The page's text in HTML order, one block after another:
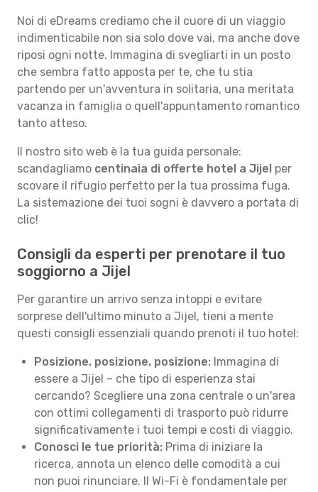
Noi di eDreams crediamo che il cuore di un viaggio
indimenticabile non sia solo dove vai, ma anche dove
riposi ogni notte. Immagina di svegliarti in un posto
che sembra fatto apposta per te, che tu stia
partendo per un'avventura in solitaria, una meritata
vacanza in famiglia o quell'appuntamento romantico
tanto atteso.
Il nostro sito web è la tua guida personale:
scandagliamo centinaia di offerte hotel a Jijel per
scovare il rifugio perfetto per la tua prossima fuga.
La sistemazione dei tuoi sogni è davvero a portata di
clic!
Consigli da esperti per prenotare il tuo
soggiorno a Jijel
Per garantire un arrivo senza intoppi e evitare
sorprese dell'ultimo minuto a Jijel, tieni a mente
questi consigli essenziali quando prenoti il tuo hotel:
Posizione, posizione, posizione: Immagina di
essere a Jijel – che tipo di esperienza stai
cercando? Scegliere una zona centrale o un'area
con ottimi collegamenti di trasporto può ridurre
significativamente i tuoi tempi e costi di viaggio.
Conosci le tue priorità: Prima di iniziare la
ricerca, annota un elenco delle comodità a cui
non puoi rinunciare. Il Wi-Fi è fondamentale per